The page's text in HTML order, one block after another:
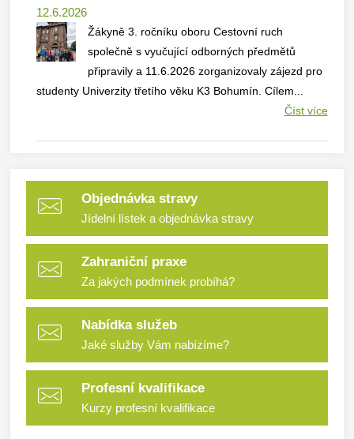
12.6.2026
Žákyně 3. ročníku oboru Cestovní ruch
společně s vyučující odborných předmětů
připravily a 11.6.2026 zorganizovaly zájezd pro
studenty Univerzity třetího věku K3 Bohumín. Cílem...
Číst více
Objednávka stravy
Jídelní lístek a objednávka stravy
Zahraniční praxe
Za jakých podmínek probíhá?
Nabídka služeb
Jaké služby Vám nabízíme?
Profesní kvalifikace
Kurzy profesní kvalifikace